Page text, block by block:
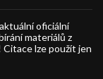
oficiální
materiálů z
lze použít jen